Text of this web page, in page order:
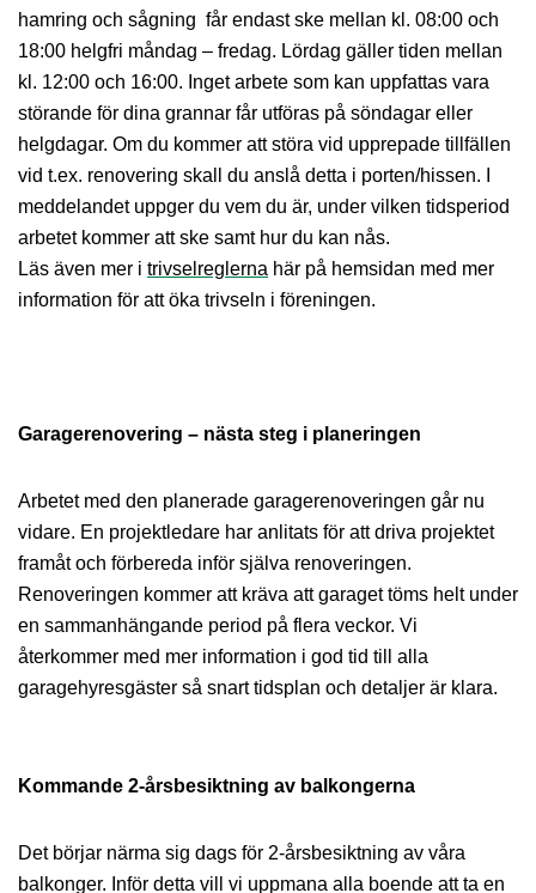
hamring och sågning får endast ske mellan kl. 08:00 och
18:00 helgfri måndag – fredag. Lördag gäller tiden mellan
kl. 12:00 och 16:00. Inget arbete som kan uppfattas vara
störande för dina grannar får utföras på söndagar eller
helgdagar. Om du kommer att störa vid upprepade tillfällen
vid t.ex. renovering skall du anslå detta i porten/hissen. I
meddelandet uppger du vem du är, under vilken tidsperiod
arbetet kommer att ske samt hur du kan nås.
Läs även mer i trivselreglerna här på hemsidan med mer
information för att öka trivseln i föreningen.
Garagerenovering – nästa steg i planeringen
Arbetet med den planerade garagerenoveringen går nu
vidare. En projektledare har anlitats för att driva projektet
framåt och förbereda inför själva renoveringen.
Renoveringen kommer att kräva att garaget töms helt under
en sammanhängande period på flera veckor. Vi
återkommer med mer information i god tid till alla
garagehyresgäster så snart tidsplan och detaljer är klara.
Kommande 2-årsbesiktning av balkongerna
Det börjar närma sig dags för 2-årsbesiktning av våra
balkonger. Inför detta vill vi uppmana alla boende att ta en